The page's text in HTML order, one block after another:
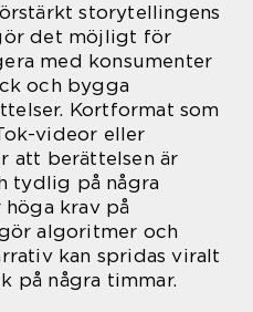
storytellingens
det möjligt för
med konsumenter
och bygga
Kortformat som
videor eller
att berättelsen är
tydlig på några
krav på
algoritmer och
kan spridas viralt
på några timmar.